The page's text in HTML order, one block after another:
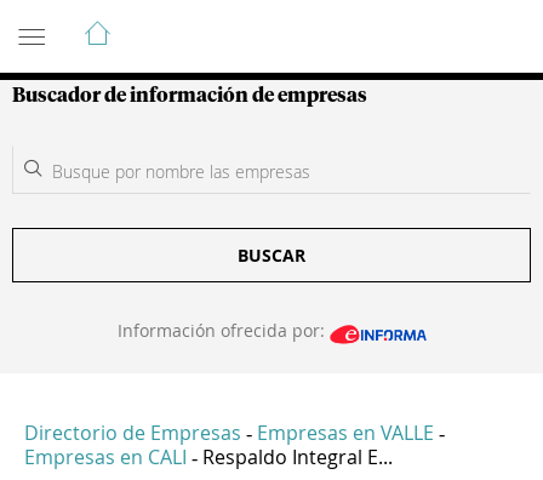
Guía de Empresas Colombianas
Buscador de información de empresas
BUSCAR
Información ofrecida por:
Directorio de Empresas - Empresas en VALLE -
Empresas en CALI - Respaldo Integral E...